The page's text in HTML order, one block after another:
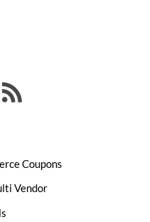
Coupons
Vendor